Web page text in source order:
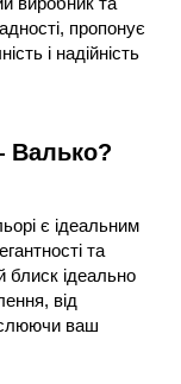
пропонує
і надійність
Валько?
є ідеальним
та
блиск ідеально
від
ваш